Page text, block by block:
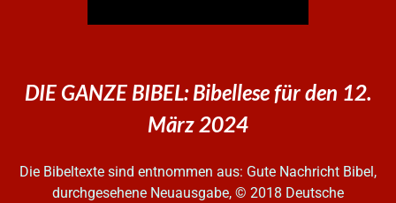
DIE GANZE BIBEL: Bibellese für den 12.
März 2024
Die Bibeltexte sind entnommen aus: Gute Nachricht Bibel,
durchgesehene Neuausgabe, © 2018 Deutsche